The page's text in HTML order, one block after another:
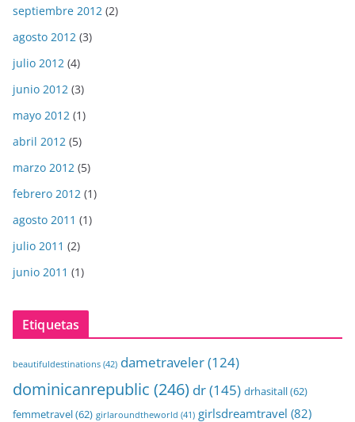
septiembre 2012 (2)
agosto 2012 (3)
julio 2012 (4)
junio 2012 (3)
mayo 2012 (1)
abril 2012 (5)
marzo 2012 (5)
febrero 2012 (1)
agosto 2011 (1)
julio 2011 (2)
junio 2011 (1)
Etiquetas
beautifuldestinations (42) dametraveler(124)
dominicanrepublic (246) dr(145) drhasitall(62)
femmetravel(62) girlaroundtheworld (41) girlsdreamtravel (82)